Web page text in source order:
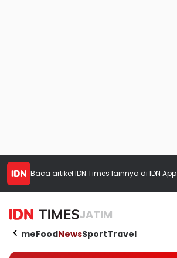
Baca artikel IDN Times lainnya di IDN App
JATIM
HomeFoodNewsSportTravel